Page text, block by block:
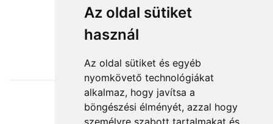
Az oldal sütiket
használ
Az oldal sütiket és egyéb
nyomkövető technológiákat
alkalmaz, hogy javítsa a
böngészési élményét, azzal hogy
személyre szabott tartalmakat és
Szürke mágus
15 120 Ft-tól
Elfogadott fizetési módok